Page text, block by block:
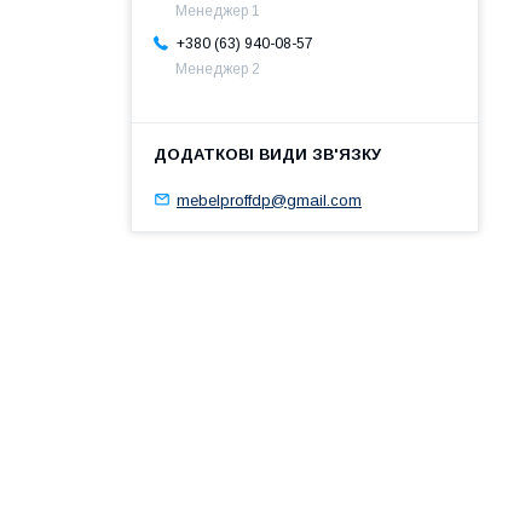
Менеджер 1
+380 (63) 940-08-57
Менеджер 2
mebelproffdp@gmail.com